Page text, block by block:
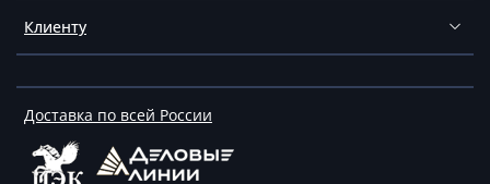
Клиенту
Доставка по всей России